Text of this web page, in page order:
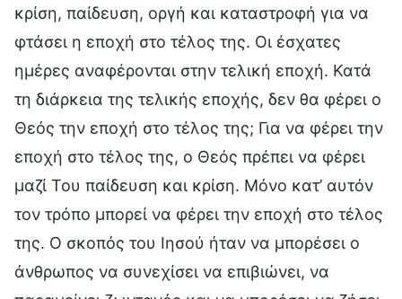
κρίση, παίδευση, οργή και καταστροφή για να
φτάσει η εποχή στο τέλος της. Οι έσχατες
ημέρες αναφέρονται στην τελική εποχή. Κατά
τη διάρκεια της τελικής εποχής, δεν θα φέρει ο
Θεός την εποχή στο τέλος της; Για να φέρει την
εποχή στο τέλος της, ο Θεός πρέπει να φέρει
μαζί Του παίδευση και κρίση. Μόνο κατ’ αυτόν
τον τρόπο μπορεί να φέρει την εποχή στο τέλος
της. Ο σκοπός του Ιησού ήταν να μπορέσει ο
άνθρωπος να συνεχίσει να επιβιώνει, να